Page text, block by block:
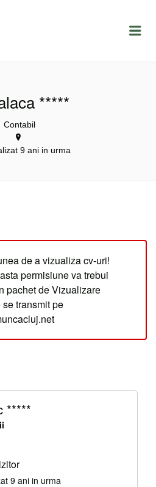
*****
Contabil
9 ani in urma
de a vizualiza cv-uri!
permisiune va trebui
pachet de Vizualizare
transmit pe
*****
9 ani in urma